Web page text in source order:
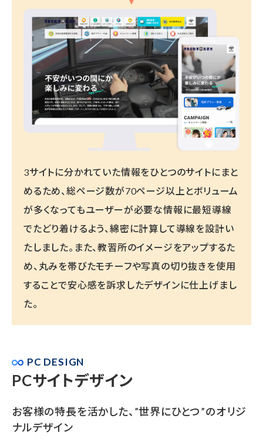
3サイトに分かれていた情報をひとつのサイトにまと
めるため、総ページ数が70ページ以上とボリューム
が多くなってもユーザーが必要な情報に最短導線
でたどり着けるよう、綿密に計算して導線を設計い
たしました。また、教習所のイメージをアップするた
め、丸みを帯びたモチーフや写真の切り抜きを使用
することで安心感を訴求したデザインに仕上げまし
た。
PC DESIGN
PCサイトデザイン
お客様の特長を活かした、”世界にひとつ”のオリジ
ナルデザイン